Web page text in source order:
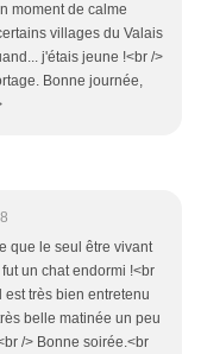
moment de calme
villages du Valais
j'étais jeune !<br />
Bonne journée,
que le seul être vivant
un chat endormi !<br
est très bien entretenu
belle matinée un peu
/> Bonne soirée.<br